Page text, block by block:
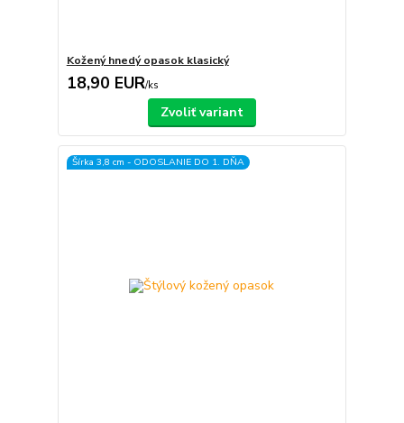
Kožený hnedý opasok klasický
18,90 EUR/ks
Zvoliť variant
Šírka 3,8 cm - ODOSLANIE DO 1. DŇA